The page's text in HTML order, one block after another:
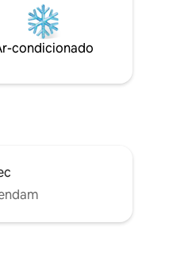
ou de férias,
o conforto moderno da
e a convivência do
condicionado